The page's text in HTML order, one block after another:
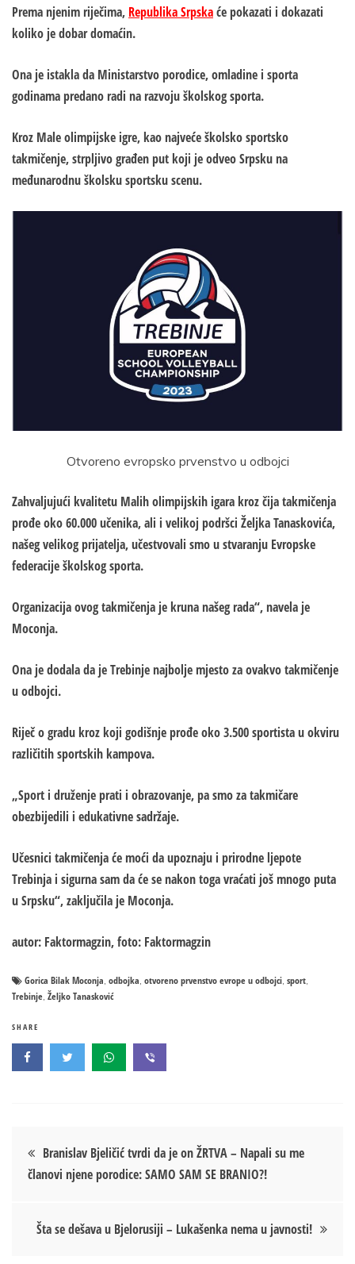
Prema njenim riječima, Republika Srpskaće pokazati i dokazati
koliko je dobar domaćin.
Ona je istakla da Ministarstvo porodice, omladine i sporta
godinama predano radi na razvoju školskog sporta.
Kroz Male olimpijske igre, kao najveće školsko sportsko
takmičenje, strpljivo građen put koji je odveo Srpsku na
međunarodnu školsku sportsku scenu.
Otvoreno evropsko prvenstvo u odbojci
Zahvaljujući kvalitetu Malih olimpijskih igara kroz čija takmičenja
prođe oko 60.000 učenika, ali i velikoj podršci Željka Tanaskovića,
našeg velikog prijatelja, učestvovali smo u stvaranju Evropske
federacije školskog sporta.
Organizacija ovog takmičenja je kruna našeg rada“, navela je
Moconja.
Ona je dodala da je Trebinje najbolje mjesto za ovakvo takmičenje
u odbojci.
Riječ o gradu kroz koji godišnje prođe oko 3.500 sportista u okviru
različitih sportskih kampova.
„Sport i druženje prati i obrazovanje, pa smo za takmičare
obezbijedili i edukativne sadržaje.
Učesnici takmičenja će moći da upoznaju i prirodne ljepote
Trebinja i sigurna sam da će se nakon toga vraćati još mnogo puta
u Srpsku“, zaključila je Moconja.
autor: Faktormagzin, foto: Faktormagzin
Gorica Bilak Moconja, odbojka, otvoreno prvenstvo evrope u odbojci, sport,
Trebinje, Željko Tanasković
SHARE
Кретање
чланка
Branislav Bjeličić tvrdi da je on ŽRTVA – Napali su me
članovi njene porodice: SAMO SAM SE BRANIO?!
Šta se dešava u Bjelorusiji – Lukašenka nema u javnosti!